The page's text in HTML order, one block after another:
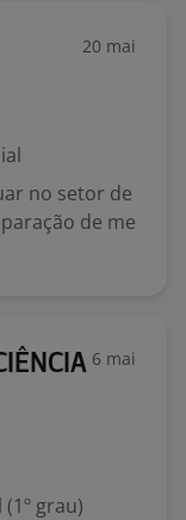
20 mai
no setor de
de me
6 mai
grau)